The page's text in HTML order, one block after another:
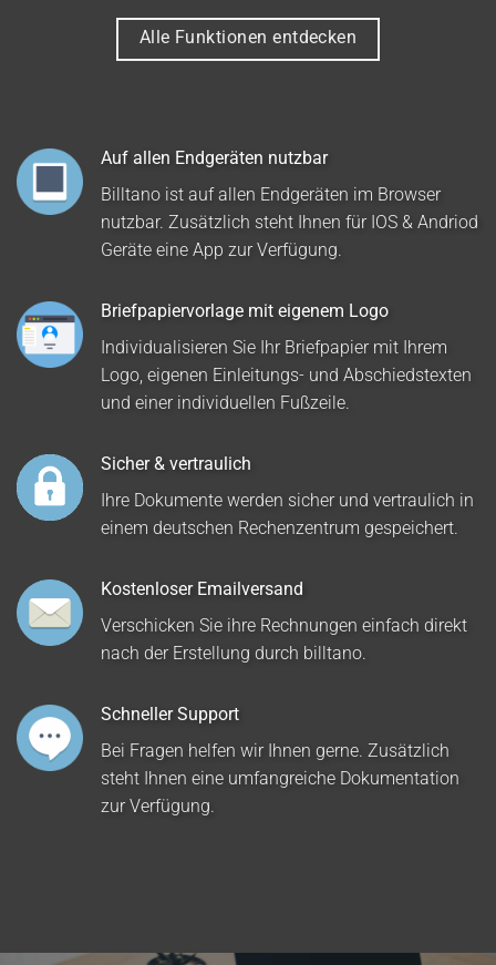
Alle Funktionen entdecken
Auf allen Endgeräten nutzbar
Billtano ist auf allen Endgeräten im Browser
nutzbar. Zusätzlich steht Ihnen für IOS & Andriod
Geräte eine App zur Verfügung.
Briefpapiervorlage mit eigenem Logo
Individualisieren Sie Ihr Briefpapier mit Ihrem
Logo, eigenen Einleitungs- und Abschiedstexten
und einer individuellen Fußzeile.
Sicher & vertraulich
Ihre Dokumente werden sicher und vertraulich in
einem deutschen Rechenzentrum gespeichert.
Kostenloser Emailversand
Verschicken Sie ihre Rechnungen einfach direkt
nach der Erstellung durch billtano.
Schneller Support
Bei Fragen helfen wir Ihnen gerne. Zusätzlich
steht Ihnen eine umfangreiche Dokumentation
zur Verfügung.